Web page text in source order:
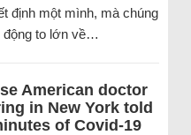
định một mình, mà chúng
động to lớn về…
American doctor
in New York told
of Covid-19